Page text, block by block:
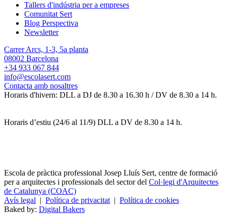
Tallers d'indústria per a empreses
Comunitat Sert
Blog Perspectiva
Newsletter
Carrer Arcs, 1-3, 5a planta
08002 Barcelona
+34 933 067 844
info@escolasert.com
Contacta amb nosaltres
Horaris d'hivern: DLL a DJ de 8.30 a 16.30 h / DV de 8.30 a 14 h.
Horaris d’estiu (24/6 al 11/9) DLL a DV de 8.30 a 14 h.
Escola de pràctica professional Josep Lluís Sert, centre de formació
per a arquitectes i professionals del sector del Col·legi d'Arquitectes
de Catalunya (COAC)
Avís legal | Política de privacitat | Política de cookies
Baked by: Digital Bakers